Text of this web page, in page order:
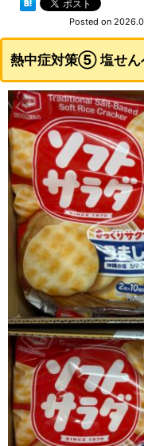
Posted on
熱中症対策⑤ 塩せん